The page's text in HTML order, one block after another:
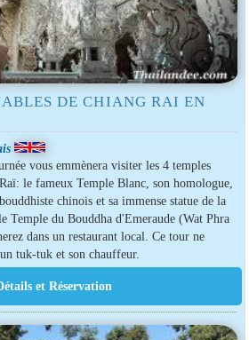
DE CHIANG RAI EN
vous emmènera visiter les 4 temples
le fameux Temple Blanc, son homologue,
chinois et sa immense statue de la
Temple du Bouddha d'Emeraude (Wat Phra
dans un restaurant local. Ce tour ne
tuk-tuk et son chauffeur.